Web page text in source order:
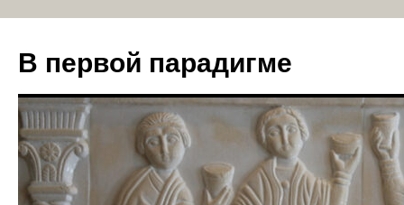
В первой парадигме